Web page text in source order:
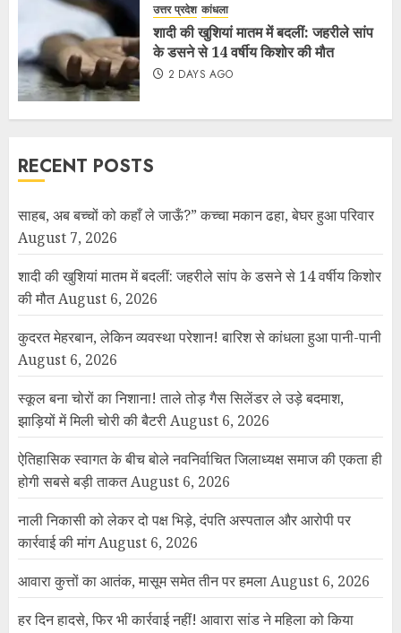
उत्तर प्रदेश कांधला
शादी की खुशियां मातम में बदलीं: जहरीले सांप
के डसने से 14 वर्षीय किशोर की मौत
2 DAYS AGO
RECENT POSTS
साहब, अब बच्चों को कहाँ ले जाऊँ?” कच्चा मकान ढहा, बेघर हुआ परिवार
August 7, 2026
शादी की खुशियां मातम में बदलीं: जहरीले सांप के डसने से 14 वर्षीय किशोर
की मौतAugust 6, 2026
कुदरत मेहरबान, लेकिन व्यवस्था परेशान! बारिश से कांधला हुआ पानी-पानी
August 6, 2026
स्कूल बना चोरों का निशाना! ताले तोड़ गैस सिलेंडर ले उड़े बदमाश,
झाड़ियों में मिली चोरी की बैटरीAugust 6, 2026
ऐतिहासिक स्वागत के बीच बोले नवनिर्वाचित जिलाध्यक्ष समाज की एकता ही
होगी सबसे बड़ी ताकतAugust 6, 2026
नाली निकासी को लेकर दो पक्ष भिड़े, दंपति अस्पताल और आरोपी पर
कार्रवाई की मांगAugust 6, 2026
आवारा कुत्तों का आतंक, मासूम समेत तीन पर हमलाAugust 6, 2026
हर दिन हादसे, फिर भी कार्रवाई नहीं! आवारा सांड ने महिला को किया